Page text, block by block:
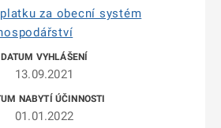
za obecní systém
13.09.2021
01.01.2022